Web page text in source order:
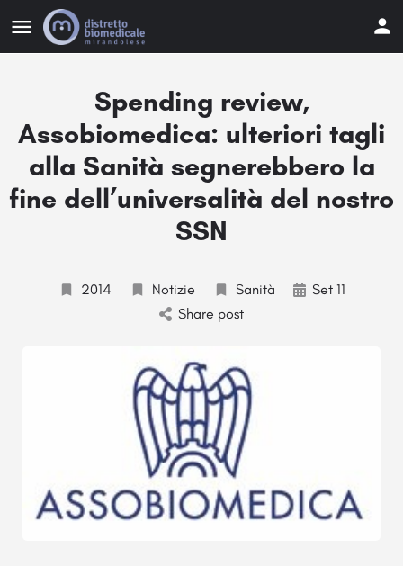
Spending review,
Assobiomedica: ulteriori tagli
alla Sanità segnerebbero la
fine dell’universalità del nostro
SSN
2014 Notizie Sanità
Set 11
Share post